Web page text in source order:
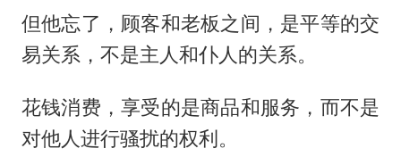
但他忘了，顾客和老板之间，是平等的交
易关系，不是主人和仆人的关系。
花钱消费，享受的是商品和服务，而不是
对他人进行骚扰的权利。